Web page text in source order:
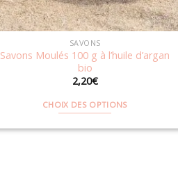
SAVONS
Savons Moulés 100 g à l’huile d’argan
bio
2,20€
CHOIX DES OPTIONS